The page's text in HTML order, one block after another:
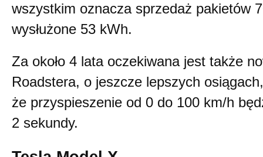
wszystkim oznacza sprzedaż pakietów
wysłużone 53 kWh.
Za około 4 lata oczekiwana jest także
Roadstera, o jeszcze lepszych
że przyspieszenie od 0 do 100 km/h
2 sekundy.